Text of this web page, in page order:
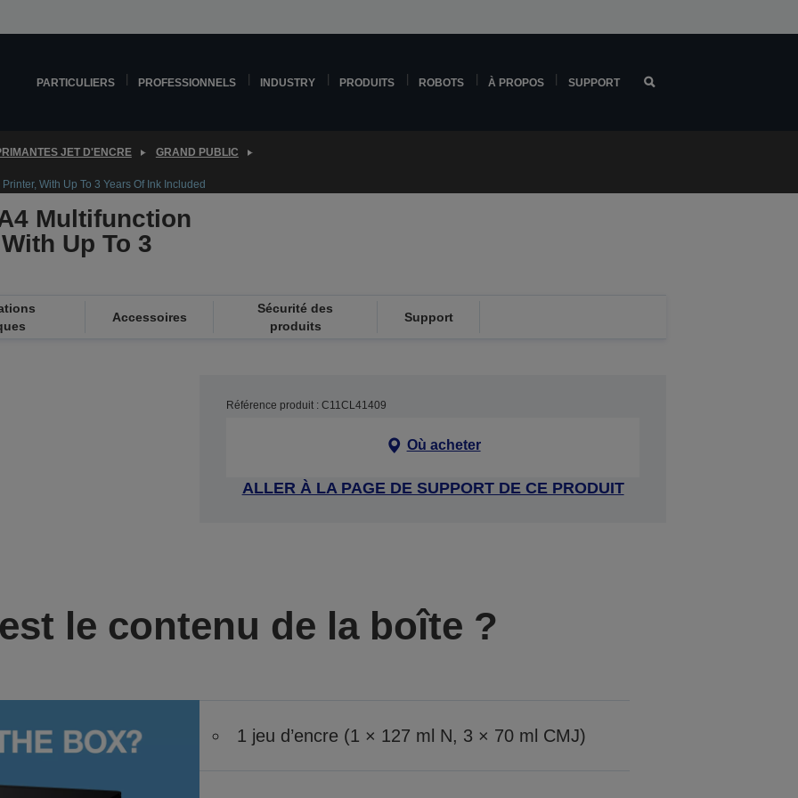
PARTICULIERS PROFESSIONNELS INDUSTRY PRODUITS ROBOTS À PROPOS SUPPORT
JET D'ENCRE GRAND PUBLIC
With Up To 3 Years Of Ink Included
Multifunction
Up To 3
Accessoires
Sécurité des
produits
Support
Référence produit : C11CL41409
Où acheter
ALLER À LA PAGE DE SUPPORT DE CE PRODUIT
le contenu de la boîte ?
1 jeu d’encre (1 × 127 ml N, 3 × 70 ml CMJ)